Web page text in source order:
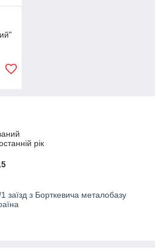
рік
заїзд з Борткевича металобазу